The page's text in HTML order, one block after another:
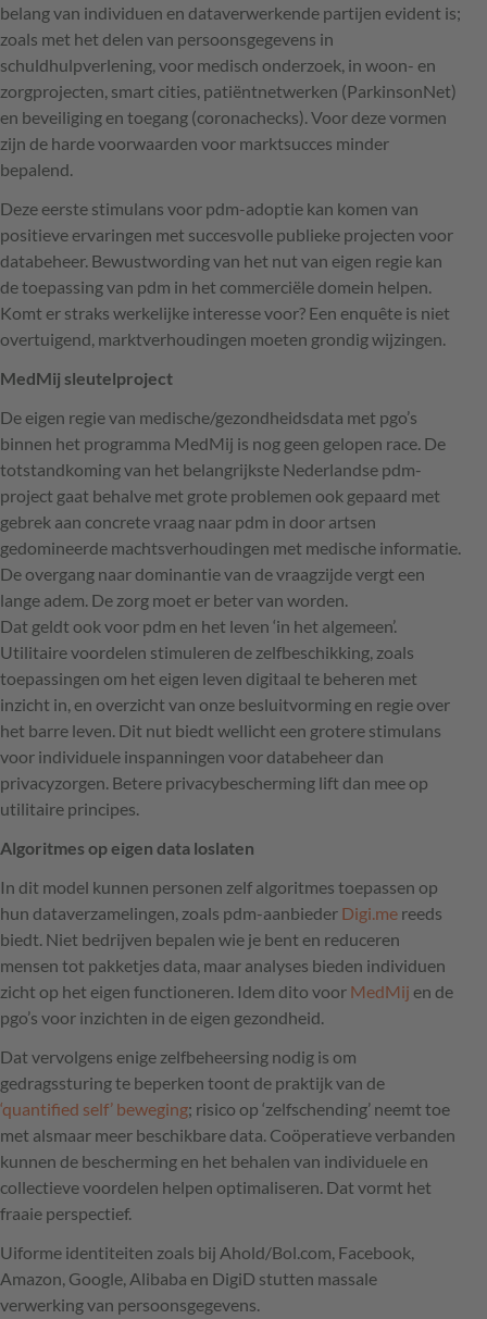
belang van individuen en dataverwerkende partijen evident is;
zoals met het delen van persoonsgegevens in
schuldhulpverlening, voor medisch onderzoek, in woon- en
zorgprojecten, smart cities, patiëntnetwerken (ParkinsonNet)
en beveiliging en toegang (coronachecks). Voor deze vormen
zijn de harde voorwaarden voor marktsucces minder
bepalend.
Deze eerste stimulans voor pdm-adoptie kan komen van
positieve ervaringen met succesvolle publieke projecten voor
databeheer. Bewustwording van het nut van eigen regie kan
de toepassing van pdm in het commerciële domein helpen.
Komt er straks werkelijke interesse voor? Een enquête is niet
overtuigend, marktverhoudingen moeten grondig wijzingen.
MedMij sleutelproject
De eigen regie van medische/gezondheidsdata met pgo’s
binnen het programma MedMij is nog geen gelopen race. De
totstandkoming van het belangrijkste Nederlandse pdm-
project gaat behalve met grote problemen ook gepaard met
gebrek aan concrete vraag naar pdm in door artsen
gedomineerde machtsverhoudingen met medische informatie.
De overgang naar dominantie van de vraagzijde vergt een
lange adem. De zorg moet er beter van worden.
Dat geldt ook voor pdm en het leven ‘in het algemeen’.
Utilitaire voordelen stimuleren de zelfbeschikking, zoals
toepassingen om het eigen leven digitaal te beheren met
inzicht in, en overzicht van onze besluitvorming en regie over
het barre leven. Dit nut biedt wellicht een grotere stimulans
voor individuele inspanningen voor databeheer dan
privacyzorgen. Betere privacybescherming lift dan mee op
utilitaire principes.
Algoritmes op eigen data loslaten
In dit model kunnen personen zelf algoritmes toepassen op
hun dataverzamelingen, zoals pdm-aanbieder Digi.me reeds
biedt. Niet bedrijven bepalen wie je bent en reduceren
mensen tot pakketjes data, maar analyses bieden individuen
zicht op het eigen functioneren. Idem dito voor MedMij en de
pgo’s voor inzichten in de eigen gezondheid.
Dat vervolgens enige zelfbeheersing nodig is om
gedragssturing te beperken toont de praktijk van de
‘quantified self’ beweging; risico op ‘zelfschending’ neemt toe
met alsmaar meer beschikbare data. Coöperatieve verbanden
kunnen de bescherming en het behalen van individuele en
collectieve voordelen helpen optimaliseren. Dat vormt het
fraaie perspectief.
Uiforme identiteiten zoals bij Ahold/Bol.com, Facebook,
Amazon, Google, Alibaba en DigiD stutten massale
verwerking van persoonsgegevens.